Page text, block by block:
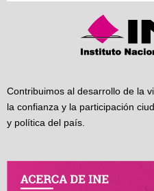
Contribuimos al desarrollo de la
la confianza y la participación
y política del país.